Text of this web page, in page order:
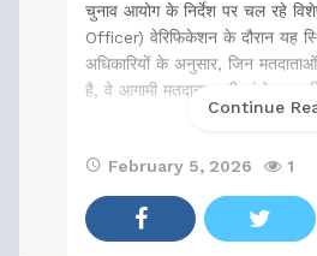
चुनाव आयोग के निर्देश पर चल रहे
Officer) वेरिफिकेशन के दौरान यह
अधिकारियों के अनुसार, जिन मतदाताओं
है, वे आगामी मतदाता सूची संशोधन
Continue
February 5, 2026 1